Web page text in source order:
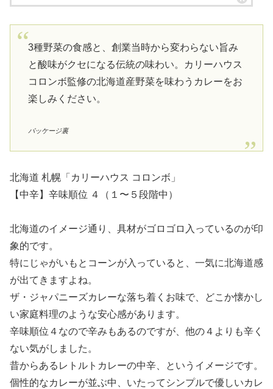
3種野菜の食感と、創業当時から変わらない旨み
と酸味がクセになる伝統の味わい。カリーハウス
コロンボ監修の北海道産野菜を味わうカレーをお
楽しみください。
パッケージ裏
北海道 札幌「カリーハウス コロンボ」
【中辛】辛味順位 ４（１〜５段階中）
北海道のイメージ通り、具材がゴロゴロ入っているのが印
象的です。
特にじゃがいもとコーンが入っていると、一気に北海道感
が出てきますよね。
ザ・ジャパニーズカレーな落ち着くお味で、どこか懐かし
い家庭料理のような安心感があります。
辛味順位４なので辛みもあるのですが、他の４よりも辛く
ない気がしました。
昔からあるレトルトカレーの中辛、というイメージです。
個性的なカレーが並ぶ中、いたってシンプルで優しいカレ